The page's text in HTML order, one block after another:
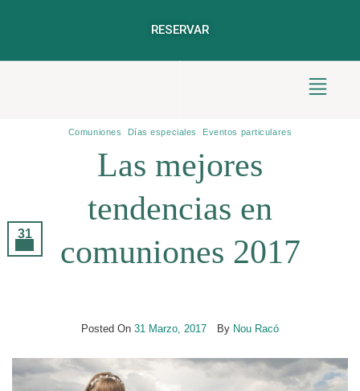
RESERVAR
Archivos De Etiquetas:
Comuniones Días especiales Eventos particulares
Las mejores
tendencias en
comuniones 2017
Posted On31 Marzo, 2017 By Nou Racó
31